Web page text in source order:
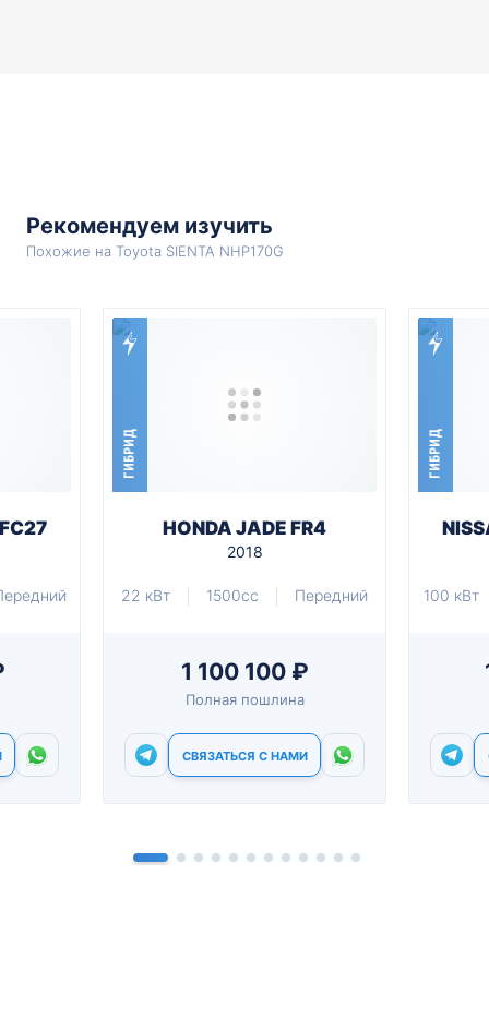
Рекомендуем изучить
Похожие на Toyota SIENTA NHP170G
ГИБРИД
HONDA JADE FR4
2018
22 кВт 1500cc Передний
1 100 100 ₽
Полная пошлина
СВЯЗАТЬСЯ С НАМИ
ГИБРИД
100 кВт